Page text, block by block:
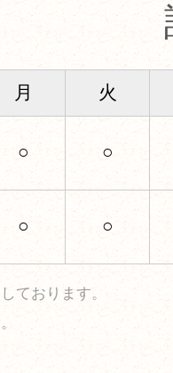
月 火
○ ○
○ ○
ております。